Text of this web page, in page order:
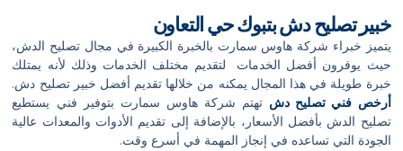
خبير تصليح دش بتبوك حي التعاون
يتميز خبراء شركة هاوس سمارت بالخبرة الكبيرة في مجال تصليح الدش،
حيث يوفرون أفضل الخدمات لتقديم مختلف الخدمات وذلك لأنه يمتلك
خبرة طويلة في هذا المجال يمكنه من خلالها تقديم أفضل خبير تصليح دش.
أرخص فني تصليح دش تهتم شركة هاوس سمارت بتوفير فني يستطيع
تصليح الدش بأفضل الأسعار، بالإضافة إلى تقديم الأدوات والمعدات عالية
الجودة التي تساعده في إنجاز المهمة في أسرع وقت.